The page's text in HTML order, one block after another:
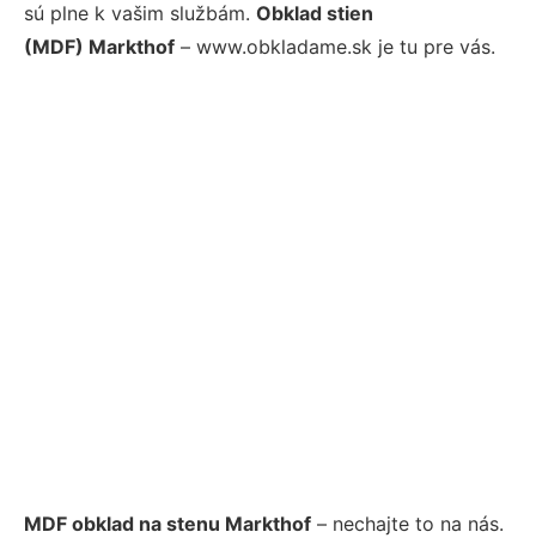
sú plne k vašim službám. Obklad stien
(MDF) Markthof – www.obkladame.sk je tu pre vás.
MDF obklad na stenu Markthof – nechajte to na nás.